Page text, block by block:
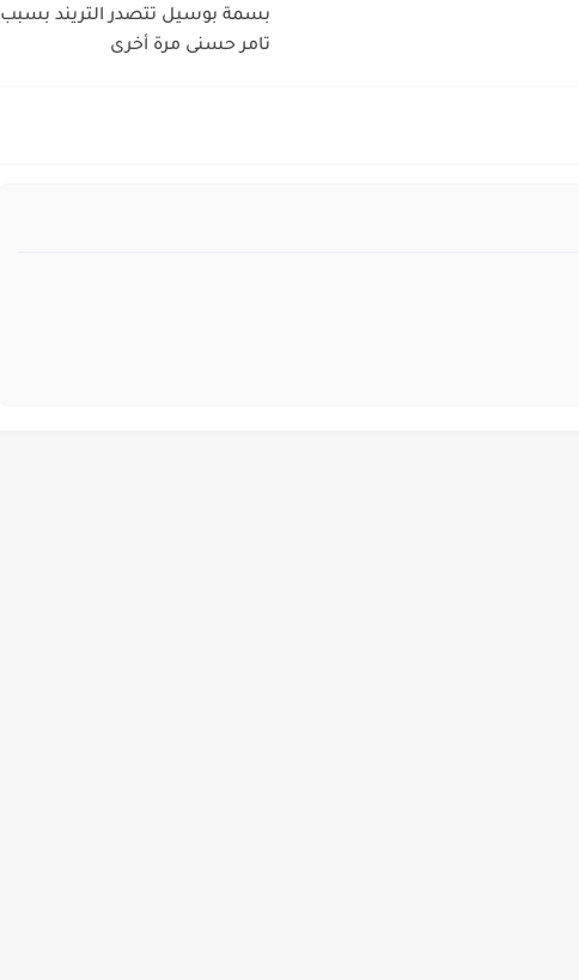
بسمة بوسيل تتصدر التريند بسبب
تامر حسنى مرة أخرى